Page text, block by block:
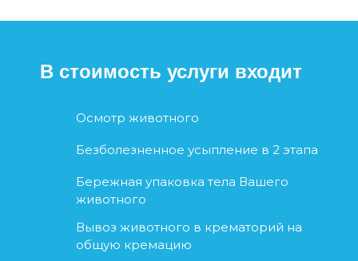
В стоимость услуги входит
Осмотр животного
Безболезненное усыпление в 2 этапа
Бережная упаковка тела Вашего
животного
Вывоз животного в крематорий на
общую кремацию